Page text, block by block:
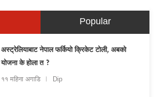
Popular
अस्ट्रेलियाबाट नेपाल फर्कियो क्रिकेट टोली, अबको
योजना के होला त ?
११ महिना अगाडि Dip